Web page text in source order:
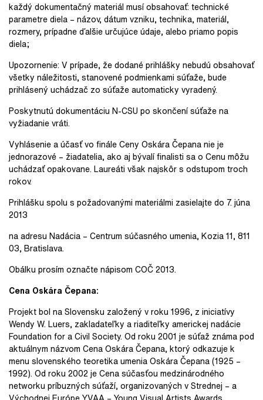
každý dokumentačný materiál musí obsahovať: technické
parametre diela – názov, dátum vzniku, technika, materiál,
rozmery, prípadne ďalšie určujúce údaje, alebo priamo popis
diela;
Upozornenie: V prípade, že dodané prihlášky nebudú obsahovať
všetky náležitosti, stanovené podmienkami súťaže, bude
prihlásený uchádzač zo súťaže automaticky vyradený.
Poskytnutú dokumentáciu N-CSU po skončení súťaže na
vyžiadanie vráti.
Vyhlásenie a účasť vo finále Ceny Oskára Čepana nie je
jednorazové – žiadatelia, ako aj bývalí finalisti sa o Cenu môžu
uchádzať opakovane. Laureáti však najskôr s odstupom troch
rokov.
Prihlášku spolu s požadovanými materiálmi zasielajte do 7. júna
2013
na adresu Nadácia – Centrum súčasného umenia, Kozia 11, 811
03, Bratislava.
Obálku prosím označte nápisom COČ 2013.
Cena Oskára Čepana:
Projekt bol na Slovensku založený v roku 1996, z iniciatívy
Wendy W. Luers, zakladateľky a riaditeľky americkej nadácie
Foundation for a Civil Society. Od roku 2001 je súťaž známa pod
aktuálnym názvom Cena Oskára Čepana, ktorý odkazuje k
menu slovenského teoretika umenia Oskára Čepana (1925 –
1992). Od roku 2002 je Cena súčasťou medzinárodného
networku príbuzných súťaží, organizovaných v Strednej – a